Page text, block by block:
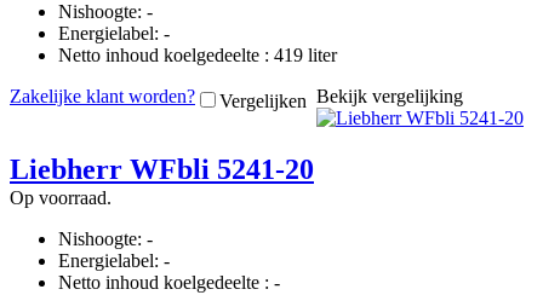
Nishoogte: -
Energielabel: -
Netto inhoud koelgedeelte : 419 liter
Zakelijke klant worden?
Vergelijken Bekijk vergelijking
Liebherr WFbli 5241-20
Op voorraad.
Nishoogte: -
Energielabel: -
Netto inhoud koelgedeelte : -